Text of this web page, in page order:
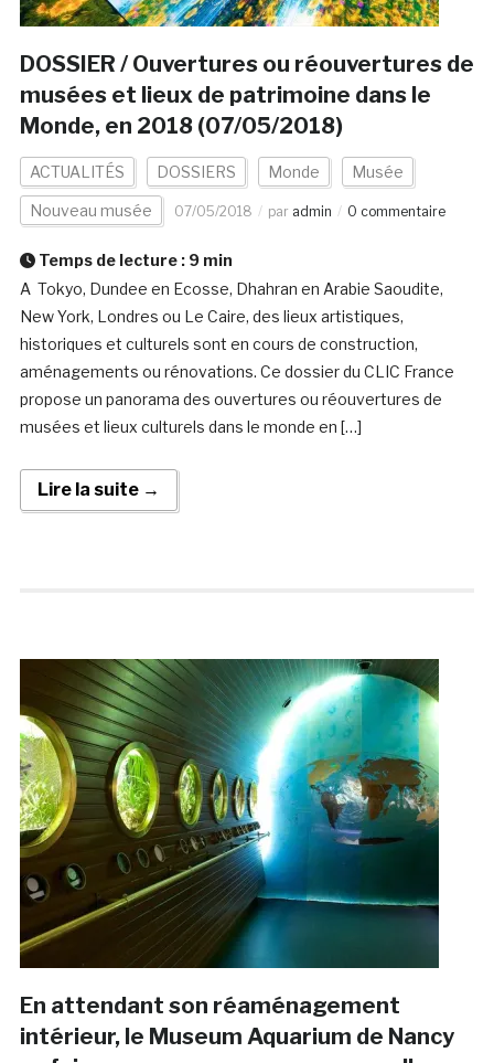
DOSSIER / Ouvertures ou réouvertures de
musées et lieux de patrimoine dans le
Monde, en 2018 (07/05/2018)
ACTUALITÉS DOSSIERS Monde Musée
Nouveau musée 07/05/2018 par admin 0 commentaire
Temps de lecture : 9 min
A Tokyo, Dundee en Ecosse, Dhahran en Arabie Saoudite,
New York, Londres ou Le Caire, des lieux artistiques,
historiques et culturels sont en cours de construction,
aménagements ou rénovations. Ce dossier du CLIC France
propose un panorama des ouvertures ou réouvertures de
musées et lieux culturels dans le monde en […]
Lire la suite →
En attendant son réaménagement
intérieur, le Museum Aquarium de Nancy